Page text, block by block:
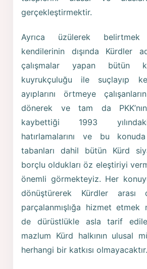
gerçekleştirmektir.
Ayrıca üzülerek
kendilerinin dışında Kürdler
çalışmalar yapan bütün
kuyrukçuluğu ile suçlayıp
ayıplarını örtmeye
dönerek ve tam da
kaybettiği 1993
hatırlamalarını ve bu
tabanları dahil bütün Kürd
borçlu oldukları öz eleştiriyi
önemli görmekteyiz. Her
dönüştürerek Kürdler arası
parçalanmışlığa hizmet
de dürüstlükle asla tarif
mazlum Kürd halkının ulusal
herhangi bir katkısı olmayacaktır.